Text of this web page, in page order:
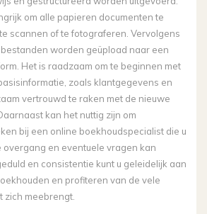
om alle papieren documenten te
scannen of te fotograferen. Vervolgens
worden geüpload naar een
Het is raadzaam om te beginnen met
zoals klantgegevens en
vertrouwd te raken met de nieuwe
kan het nuttig zijn om
bij een online boekhoudspecialist die u
overgang en eventuele vragen kan
en consistentie kunt u geleidelijk aan
en profiteren van de vele
zich meebrengt.